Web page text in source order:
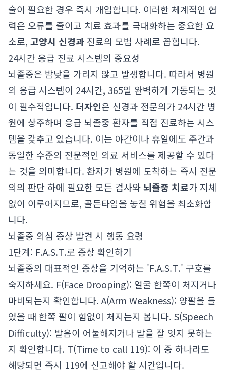
술이 필요한 경우 즉시 개입합니다. 이러한 체계적인 협
력은 오류를 줄이고 치료 효과를 극대화하는 중요한 요
소로, 고양시 신경과 진료의 모범 사례로 꼽힙니다.
24시간 응급 진료 시스템의 중요성
뇌졸중은 밤낮을 가리지 않고 발생합니다. 따라서 병원
의 응급 시스템이 24시간, 365일 완벽하게 가동되는 것
이 필수적입니다. 더자인은 신경과 전문의가 24시간 병
원에 상주하며 응급 뇌졸중 환자를 직접 진료하는 시스
템을 갖추고 있습니다. 이는 야간이나 휴일에도 주간과
동일한 수준의 전문적인 의료 서비스를 제공할 수 있다
는 것을 의미합니다. 환자가 병원에 도착하는 즉시 전문
의의 판단 하에 필요한 모든 검사와뇌졸중 치료가 지체
없이 이루어지므로, 골든타임을 놓칠 위험을 최소화합
니다.
뇌졸중 의심 증상 발견 시 행동 요령
1단계: F.A.S.T.로 증상 확인하기
뇌졸중의 대표적인 증상을 기억하는 'F.A.S.T.' 구호를
숙지하세요. F(Face Drooping): 얼굴 한쪽이 처지거나
마비되는지 확인합니다. A(Arm Weakness): 양팔을 들
었을 때 한쪽 팔이 힘없이 처지는지 봅니다. S(Speech
Difficulty): 발음이 어눌해지거나 말을 잘 잇지 못하는
지 확인합니다. T(Time to call 119): 이 중 하나라도
해당되면 즉시 119에 신고해야 할 시간입니다.